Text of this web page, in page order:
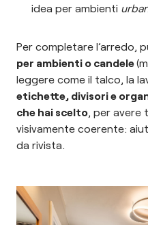
idea per ambienti
Per completare l’arredo,
per ambienti o candele
leggere come il talco, la
etichette, divisori e
che hai scelto, per
visivamente coerente:
da rivista.